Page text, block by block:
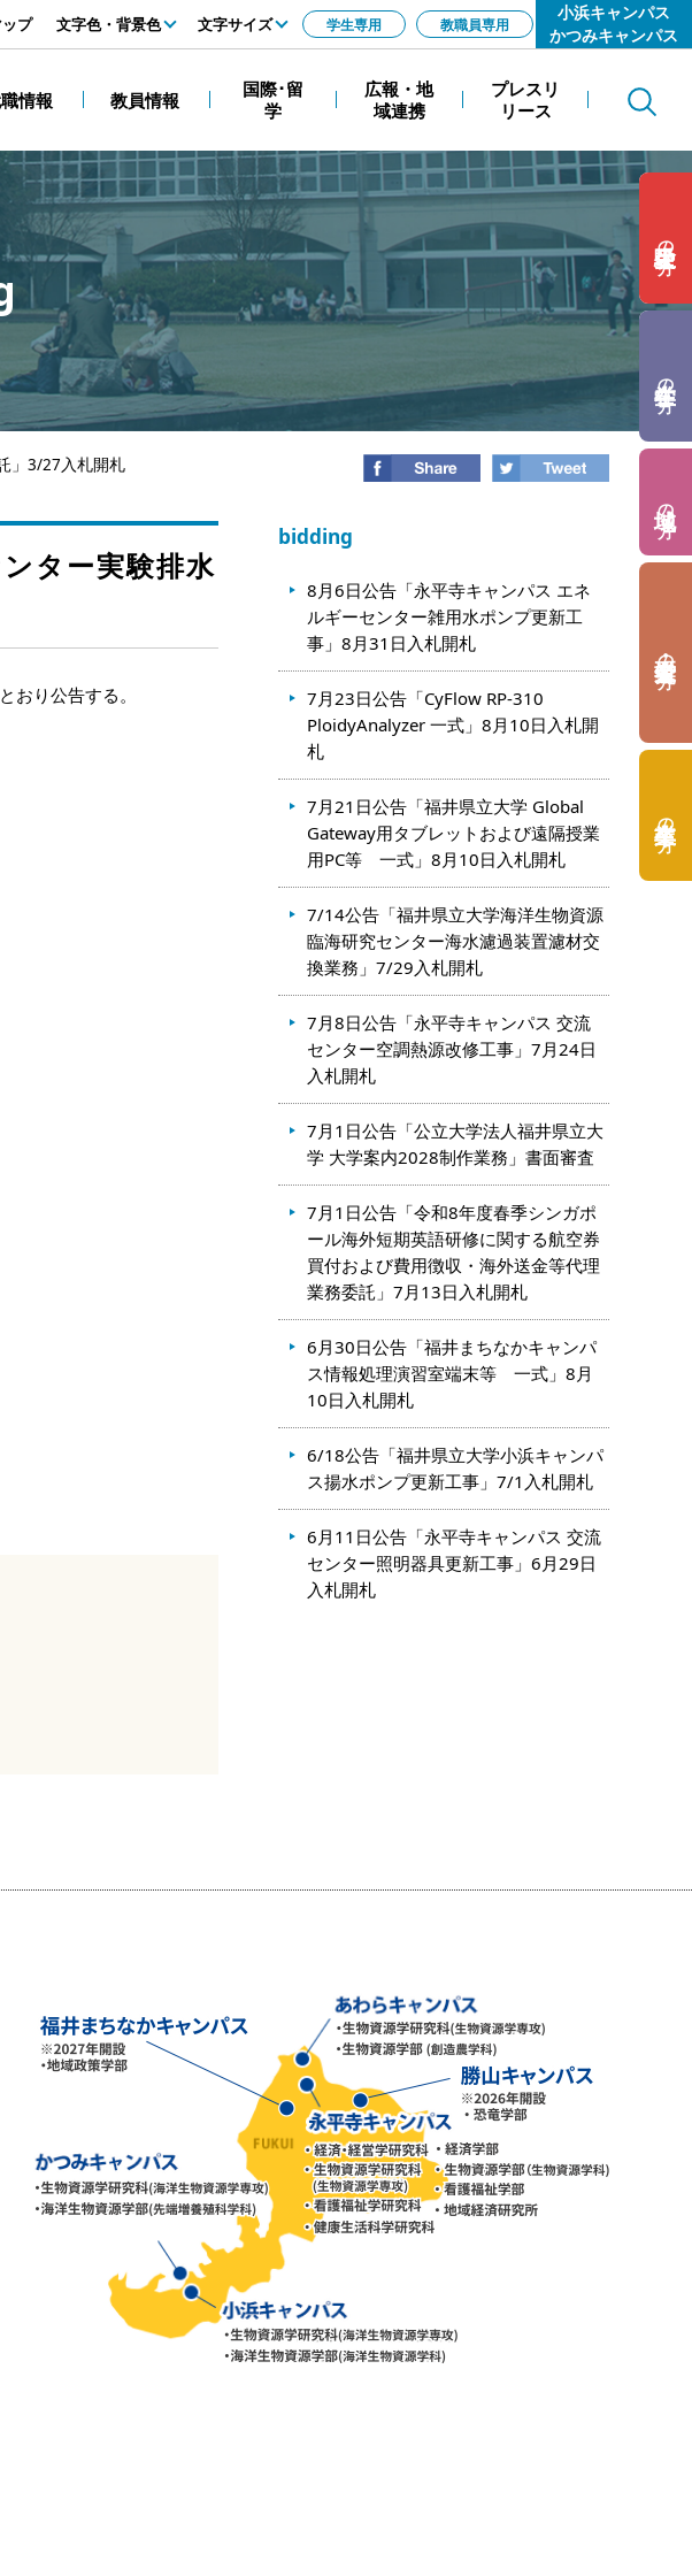
Search
情報 教員情報
国際･留
学
広報・地
域連携
プレスリ
リース
小浜キャンパス
かつみキャンパス
の方
の方
の方
の方
の方
プ 文字色・背景色
黒
文字サイズ
拡大
学生専用 教職員専用
」3/27入札開札
ター実験排水
り公告する。
bidding
8月6日公告「永平寺キャンパス エネ
ルギーセンター雑用水ポンプ更新工
事」8月31日入札開札
7月23日公告「CyFlow RP-310
PloidyAnalyzer 一式」8月10日入札開
札
7月21日公告「福井県立大学 Global
Gateway用タブレットおよび遠隔授業
用PC等 一式」8月10日入札開札
7/14公告「福井県立大学海洋生物資源
臨海研究センター海水濾過装置濾材交
換業務」7/29入札開札
7月8日公告「永平寺キャンパス 交流
センター空調熱源改修工事」7月24日
入札開札
7月1日公告「公立大学法人福井県立大
学 大学案内2028制作業務」書面審査
7月1日公告「令和8年度春季シンガポ
ール海外短期英語研修に関する航空券
買付および費用徴収・海外送金等代理
業務委託」7月13日入札開札
6月30日公告「福井まちなかキャンパ
ス情報処理演習室端末等 一式」8月
10日入札開札
6/18公告「福井県立大学小浜キャンパ
ス揚水ポンプ更新工事」7/1入札開札
6月11日公告「永平寺キャンパス 交流
センター照明器具更新工事」6月29日
入札開札